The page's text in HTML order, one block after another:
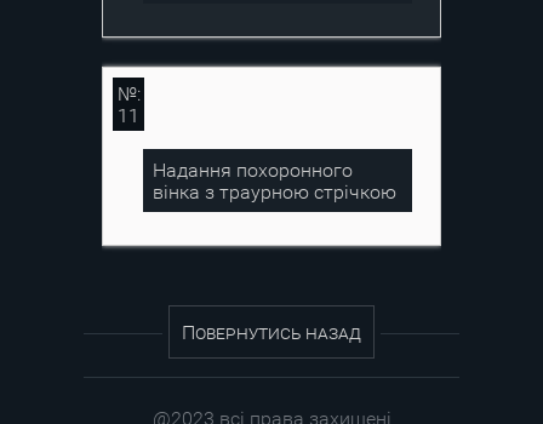
№:
11
Надання похоронного
вінка з траурною стрічкою
Повернутись назад
@2023 всі права захищені